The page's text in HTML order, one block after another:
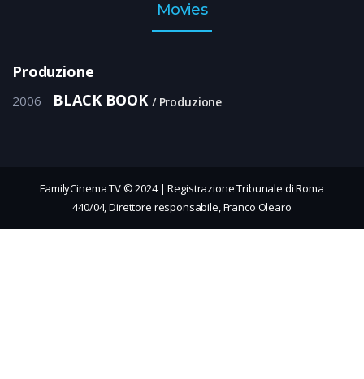
Movies
Produzione
2006 BLACK BOOK Produzione
FamilyCinema TV © 2024 | Registrazione Tribunale di Roma
440/04, Direttore responsabile, Franco Olearo